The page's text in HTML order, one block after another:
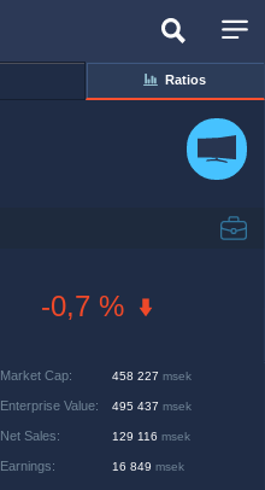
Ratios
-0,7 %
Market Cap: 458 227 msek
Enterprise Value: 495 437 msek
Net Sales: 129 116 msek
Earnings: 16 849 msek